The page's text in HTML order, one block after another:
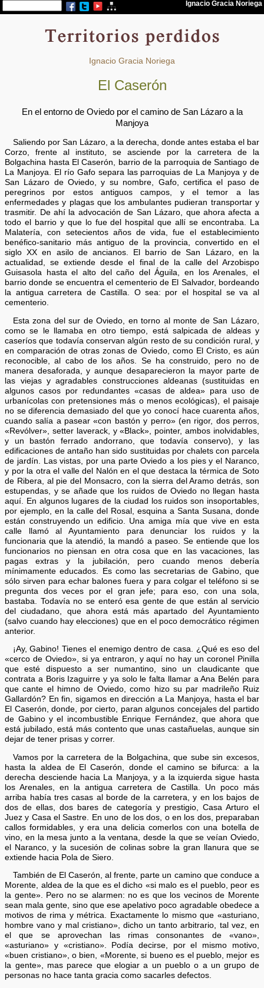
Ignacio Gracia Noriega
El Caserón
En el entorno de Oviedo por el camino de San Lázaro a la
Manjoya
Saliendo por San Lázaro, a la derecha, donde antes estaba el bar
Corzo, frente al instituto, se asciende por la carretera de la
Bolgachina hasta El Caserón, barrio de la parroquia de Santiago de
La Manjoya. El río Gafo separa las parroquias de La Manjoya y de
San Lázaro de Oviedo, y su nombre, Gafo, certifica el paso de
peregrinos por estos antiguos campos, y el temor a las
enfermedades y plagas que los ambulantes pudieran transportar y
trasmitir. De ahí la advocación de San Lázaro, que ahora afecta a
todo el barrio y que lo fue del hospital que allí se encontraba. La
Malatería, con setecientos años de vida, fue el establecimiento
benéfico-sanitario más antiguo de la provincia, convertido en el
siglo XX en asilo de ancianos. El barrio de San Lázaro, en la
actualidad, se extiende desde el final de la calle del Arzobispo
Guisasola hasta el alto del caño del Águila, en los Arenales, el
barrio donde se encuentra el cementerio de El Salvador, bordeando
la antigua carretera de Castilla. O sea: por el hospital se va al
cementerio.
Esta zona del sur de Oviedo, en torno al monte de San Lázaro,
como se le llamaba en otro tiempo, está salpicada de aldeas y
caseríos que todavía conservan algún resto de su condición rural, y
en comparación de otras zonas de Oviedo, como El Cristo, es aún
reconocible, al cabo de los años. Se ha construido, pero no de
manera desaforada, y aunque desaparecieron la mayor parte de
las viejas y agradables construcciones aldeanas (sustituidas en
algunos casos por redundantes «casas de aldea» para uso de
urbanícolas con pretensiones más o menos ecológicas), el paisaje
no se diferencia demasiado del que yo conocí hace cuarenta años,
cuando salía a pasear «con bastón y perro» (en rigor, dos perros,
«Revólver», setter laverack, y «Black», pointer, ambos inolvidables,
y un bastón ferrado andorrano, que todavía conservo), y las
edificaciones de antaño han sido sustituidas por chalets con parcela
de jardín. Las vistas, por una parte Oviedo a los pies y el Naranco,
y por la otra el valle del Nalón en el que destaca la térmica de Soto
de Ribera, al pie del Monsacro, con la sierra del Aramo detrás, son
estupendas, y se añade que los ruidos de Oviedo no llegan hasta
aquí. En algunos lugares de la ciudad los ruidos son insoportables,
por ejemplo, en la calle del Rosal, esquina a Santa Susana, donde
están construyendo un edificio. Una amiga mía que vive en esta
calle llamó al Ayuntamiento para denunciar los ruidos y la
funcionaria que la atendió, la mandó a paseo. Se entiende que los
funcionarios no piensan en otra cosa que en las vacaciones, las
pagas extras y la jubilación, pero cuando menos debería
mínimamente educados. Es como las secretarias de Gabino, que
sólo sirven para echar balones fuera y para colgar el teléfono si se
pregunta dos veces por el gran jefe; para eso, con una sola,
bastaba. Todavía no se enteró esa gente de que están al servicio
del ciudadano, que ahora está más apartado del Ayuntamiento
(salvo cuando hay elecciones) que en el poco democrático régimen
anterior.
¡Ay, Gabino! Tienes el enemigo dentro de casa. ¿Qué es eso del
«cerco de Oviedo», si ya entraron, y aquí no hay un coronel Pinilla
que esté dispuesto a ser numantino, sino un claudicante que
contrata a Boris Izaguirre y ya solo le falta llamar a Ana Belén para
que cante el himno de Oviedo, como hizo su par madrileño Ruiz
Gallardón? En fin, sigamos en dirección a La Manjoya, hasta el bar
El Caserón, donde, por cierto, paran algunos concejales del partido
de Gabino y el incombustible Enrique Fernández, que ahora que
está jubilado, está más contento que unas castañuelas, aunque sin
dejar de tener prisas y correr.
Vamos por la carretera de la Bolgachina, que sube sin excesos,
hasta la aldea de El Caserón, donde el camino se bifurca: a la
derecha desciende hacia La Manjoya, y a la izquierda sigue hasta
los Arenales, en la antigua carretera de Castilla. Un poco más
arriba había tres casas al borde de la carretera, y en los bajos de
dos de ellas, dos bares de categoría y prestigio, Casa Arturo el
Juez y Casa el Sastre. En uno de los dos, o en los dos, preparaban
callos formidables, y era una delicia comerlos con una botella de
vino, en la mesa junto a la ventana, desde la que se veían Oviedo,
el Naranco, y la sucesión de colinas sobre la gran llanura que se
extiende hacia Pola de Siero.
También de El Caserón, al frente, parte un camino que conduce a
Morente, aldea de la que es el dicho «si malo es el pueblo, peor es
la gente». Pero no se alarmen: no es que los vecinos de Morente
sean mala gente, sino que ese apelativo poco agradable obedece a
motivos de rima y métrica. Exactamente lo mismo que «asturiano,
hombre vano y mal cristiano», dicho un tanto arbitrario, tal vez, en
el que se aprovechan las rimas consonantes de «vano»,
«asturiano» y «cristiano». Podía decirse, por el mismo motivo,
«buen cristiano», o bien, «Morente, si bueno es el pueblo, mejor es
la gente», mas parece que elogiar a un pueblo o a un grupo de
personas no hace tanta gracia como sacarles defectos.